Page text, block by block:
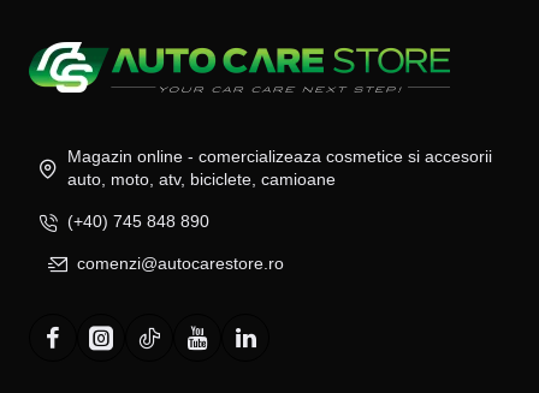
Magazin online - comercializeaza cosmetice si accesorii
auto, moto, atv, biciclete, camioane
(+40) 745 848 890
comenzi@autocarestore.ro